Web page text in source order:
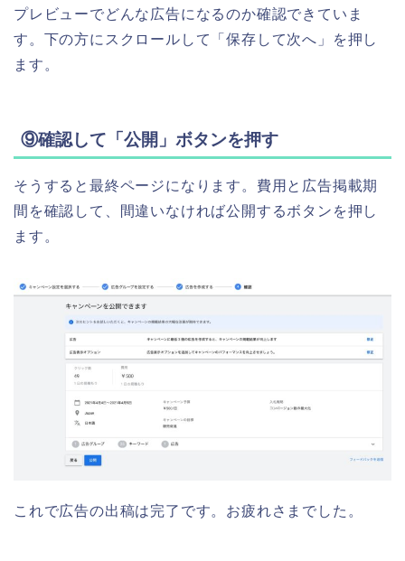
プレビューでどんな広告になるのか確認できていま
す。下の方にスクロールして「保存して次へ」を押し
ます。
⑨確認して「公開」ボタンを押す
そうすると最終ページになります。費用と広告掲載期
間を確認して、間違いなければ公開するボタンを押し
ます。
これで広告の出稿は完了です。お疲れさまでした。